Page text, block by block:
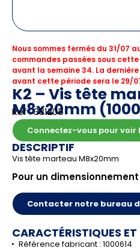
Nous sommes fermés du 31/07
commandes passées sous
avant la semaine 34. La
avant cette période sera le 29/
K2 – Vis tête
M8x20mm
Ref : 381205
Connectez-vous pour voir
DESCRIPTIF
Vis tête marteau M8x20mm
Pour un
Contacter notre bureau
CARACTÉRISTIQUES
Référence fabricant : 1000614